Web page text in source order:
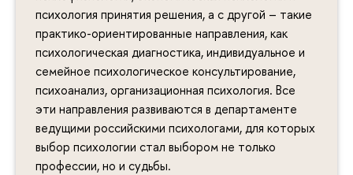
психология принятия решения, а с другой – такие
практико-ориентированные направления, как
психологическая диагностика, индивидуальное и
семейное психологическое консультирование,
психоанализ, организационная психология. Все
эти направления развиваются в департаменте
ведущими российскими психологами, для которых
выбор психологии стал выбором не только
профессии, но и судьбы.